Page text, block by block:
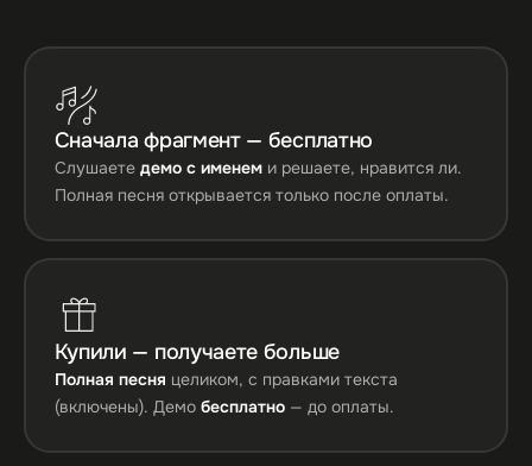
Сначала фрагмент — бесплатно
Слушаете демо с именеми решаете, нравится ли.
Полная песня открывается только после оплаты.
Купили — получаете больше
Полная песня целиком, с правками текста
(включены). Демо бесплатно— до оплаты.